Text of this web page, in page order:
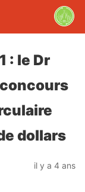
: le Dr
dollars
il y a 4 ans